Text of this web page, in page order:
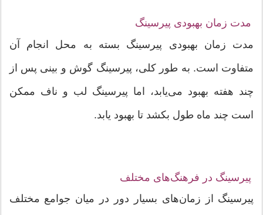
مدت زمان بهبودی پیرسینگ
مدت زمان بهبودی پیرسینگ بسته به محل انجام آن
متفاوت است. به طور کلی، پیرسینگ گوش و بینی پس از
چند هفته بهبود می‌یابد، اما پیرسینگ لب و ناف ممکن
است چند ماه طول بکشد تا بهبود یابد.
پیرسینگ در فرهنگ‌های مختلف
پیرسینگ از زمان‌های بسیار دور در میان جوامع مختلف